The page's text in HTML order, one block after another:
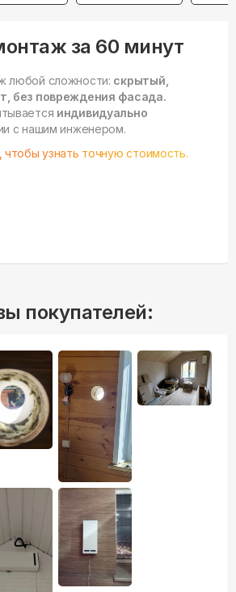
за 60 минут
любой сложности: скрытый,
без повреждения фасада.
индивидуально
с нашим инженером.
узнать точную стоимость.
покупателей: